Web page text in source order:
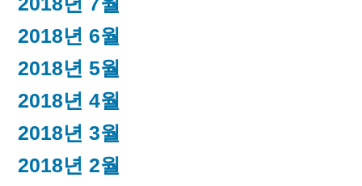
2018년 6월
2018년 5월
2018년 4월
2018년 3월
2018년 2월